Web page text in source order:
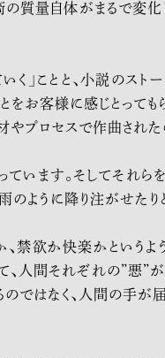
質量自体がまるで変化
」ことと、小説のスト
をお客様に感じとっても
やプロセスで作曲された
います。そしてそれら
ように降り注がせたり
、禁欲か快楽かという
人間それぞれの”悪”が
ではなく、人間の手が